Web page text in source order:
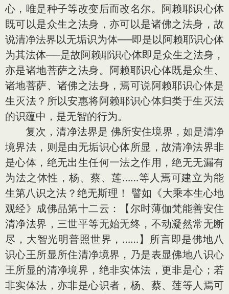
心，唯是种子等改变后而改名尔。阿赖耶识心体
既可以是众生之法身，亦可以是诸佛之法身，故
说清净法界以无垢识为体──即是以阿赖耶识心体
为其法体──是故阿赖耶识心体即是众生之法身，
亦是诸地菩萨之法身。阿赖耶识心体既是众生、
诸地菩萨、诸佛之法身，焉可说阿赖耶识心体是
生灭法？所以安惠将阿赖耶识心体归类于生灭法
的识蕴中，是无智的行为。
复次，清净法界是 佛所安住境界，如是清净
境界法，则是由无垢识心体所显，故清净法界非
是心体，绝无出生任何一法之作用，绝无无漏有
为法之体性，杨、蔡、莲……等人焉可建立为能
生第八识之法？绝无斯理！ 譬如《大乘本生心地
观经》成佛品第十二云：【尔时薄伽梵能善安住
清净法界，三世平等无始无终，不动凝然常无断
尽，大智光明普照世界，……】所言即是佛地八
识心王所显所住清净境界，乃是表显佛地八识心
王所显的清净境界，绝非实体法，更非是心；若
非实体法，亦非是心识者，杨、蔡、莲等人焉可